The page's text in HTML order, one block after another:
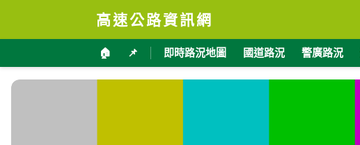
高速公路資訊網
🏠 📌 即時路況地圖 國道路況 警廣路況